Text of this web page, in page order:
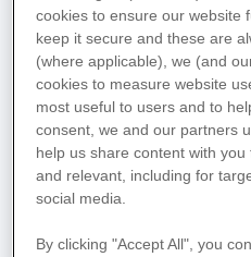
möchten, klicken Sie hier.
Wenn Sie uns Ihre
Kontaktaufnahme (E-
haben, finden Sie im
Einwilligung.
Text der
cookies to ensure our website
keep it secure and these are
(where applicable), we (and
cookies to measure website
most useful to users and to
consent, we and our partners
help us share content with
and relevant, including for
social media.
By clicking "Accept All", you